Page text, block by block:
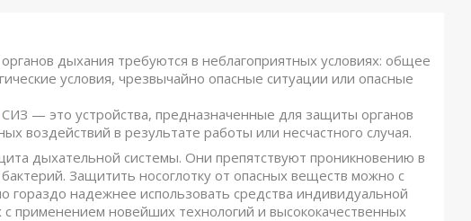
дыхания требуются в неблагоприятных условиях: общее
условия, чрезвычайно опасные ситуации или опасные
СИЗ — это устройства, предназначенные для защиты органов
воздействий в результате работы или несчастного случая.
дыхательной системы. Они препятствуют проникновению в
Защитить носоглотку от опасных веществ можно с
надежнее использовать средства индивидуальной
применением новейших технологий и высококачественных